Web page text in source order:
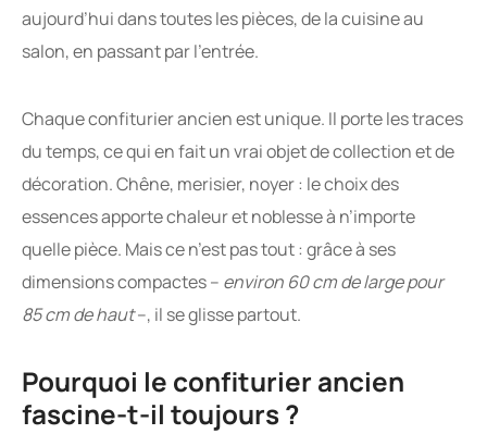
aujourd’hui dans toutes les pièces, de la cuisine au
salon, en passant par l’entrée.
Chaque confiturier ancien est unique. Il porte les traces
du temps, ce qui en fait un vrai objet de collection et de
décoration. Chêne, merisier, noyer : le choix des
essences apporte chaleur et noblesse à n’importe
quelle pièce. Mais ce n’est pas tout : grâce à ses
dimensions compactes – environ 60 cm de large pour
85 cm de haut–, il se glisse partout.
Pourquoi le confiturier ancien
fascine-t-il toujours ?